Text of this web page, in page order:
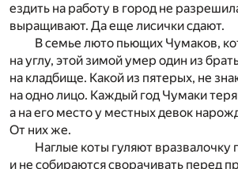
ездить на работу в город не
выращивают. Да еще лисички сдают.
В семье люто пьющих Чумаков,
на углу, этой зимой умер один из
на кладбище. Какой из пятерых, не
на одно лицо. Каждый год Чумаки
а на его место у местных девок
От них же.
Наглые коты гуляют вразвалочку
и не собираются сворачивать перед